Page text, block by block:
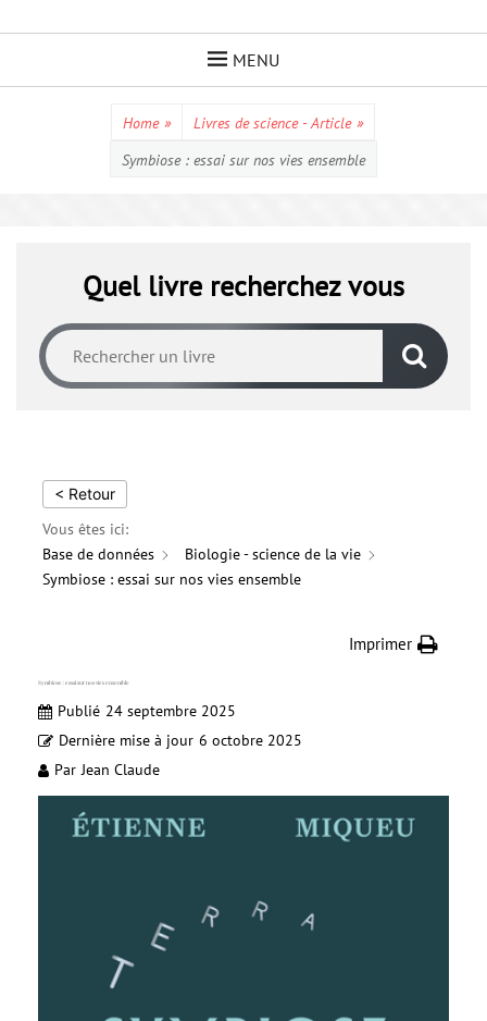
MENU
Home » Livres de science - Article »
Symbiose : essai sur nos vies ensemble
Quel livre recherchez vous
< Retour
Vous êtes ici:
Base de données
Biologie - science de la vie
Symbiose : essai sur nos vies ensemble
Imprimer
Symbiose : essai sur nos vies ensemble
Publié 24 septembre 2025
Dernière mise à jour 6 octobre 2025
Par Jean Claude